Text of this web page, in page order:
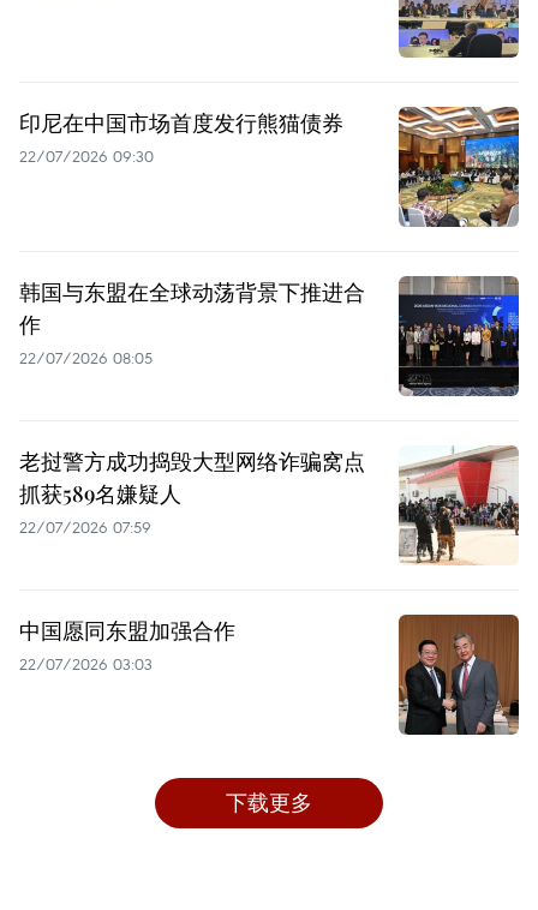
印尼在中国市场首度发行熊猫债券
22/07/2026 09:30
韩国与东盟在全球动荡背景下推进合
作
22/07/2026 08:05
老挝警方成功捣毁大型网络诈骗窝点
抓获589名嫌疑人
22/07/2026 07:59
中国愿同东盟加强合作
22/07/2026 03:03
下载更多